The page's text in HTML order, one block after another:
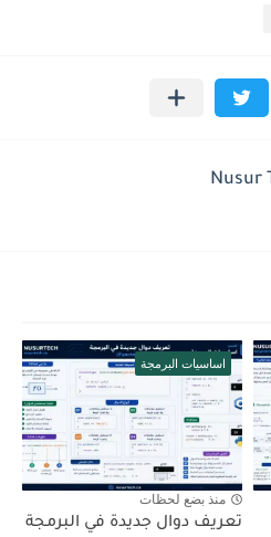
اساسيات البرمجة
منذ بضع لحظات
تعريف دوال جديدة في البرمجة